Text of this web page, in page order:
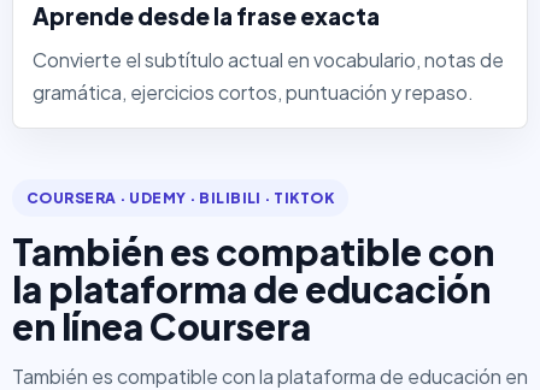
Aprende desde la frase exacta
Convierte el subtítulo actual en vocabulario, notas de
gramática, ejercicios cortos, puntuación y repaso.
COURSERA · UDEMY · BILIBILI · TIKTOK
También es compatible con
la plataforma de educación
en línea Coursera
También es compatible con la plataforma de educación en